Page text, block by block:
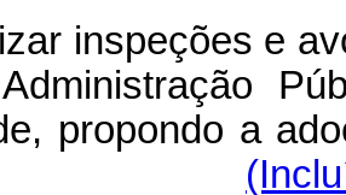
inspeções e
propondo a